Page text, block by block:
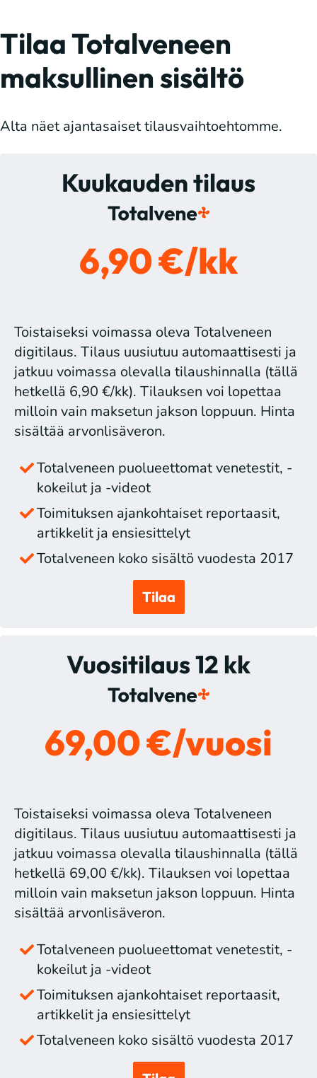
Tilaa Totalveneen
maksullinen sisältö
Alta näet ajantasaiset tilausvaihtoehtomme.
Kuukauden tilaus
6,90 €/kk
Toistaiseksi voimassa oleva Totalveneen
digitilaus. Tilaus uusiutuu automaattisesti ja
jatkuu voimassa olevalla tilaushinnalla (tällä
hetkellä 6,90 €/kk). Tilauksen voi lopettaa
milloin vain maksetun jakson loppuun. Hinta
sisältää arvonlisäveron.
Totalveneen puolueettomat venetestit, -
kokeilut ja -videot
Toimituksen ajankohtaiset reportaasit,
artikkelit ja ensiesittelyt
Totalveneen koko sisältö vuodesta 2017
Tilaa
Vuositilaus 12 kk
69,00 €/vuosi
Toistaiseksi voimassa oleva Totalveneen
digitilaus. Tilaus uusiutuu automaattisesti ja
jatkuu voimassa olevalla tilaushinnalla (tällä
hetkellä 69,00 €/kk). Tilauksen voi lopettaa
milloin vain maksetun jakson loppuun. Hinta
sisältää arvonlisäveron.
Totalveneen puolueettomat venetestit, -
kokeilut ja -videot
Toimituksen ajankohtaiset reportaasit,
artikkelit ja ensiesittelyt
Totalveneen koko sisältö vuodesta 2017